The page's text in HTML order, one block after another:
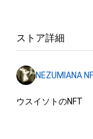
ストア詳細
NEZUMIANA
ウスイソトのNFT